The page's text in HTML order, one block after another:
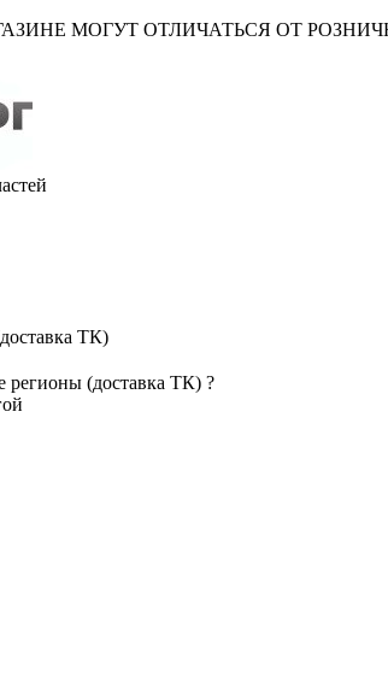
МОГУТ ОТЛИЧАТЬСЯ ОТ
ТК)
(доставка ТК) ?